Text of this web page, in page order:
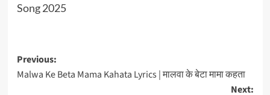
Song 2025
Post
navigation
Previous:
Malwa Ke Beta Mama Kahata Lyrics | मालवा के बेटा मामा कहता
Next: